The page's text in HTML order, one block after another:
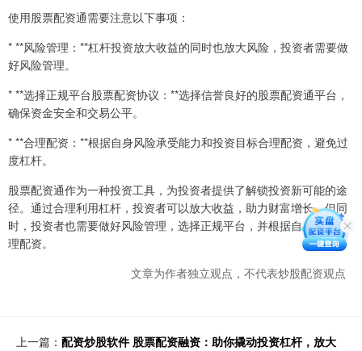
使用股票配资通需要注意以下事项：
* **风险管理：**杠杆投资放大收益的同时也放大风险，投资者需要做
好风险管理。
* **选择正规平台股票配资协议：**选择信誉良好的股票配资通平台，
确保资金安全和交易公平。
* **合理配资：**根据自身风险承受能力和投资目标合理配资，避免过
度杠杆。
股票配资通作为一种投资工具，为投资者提供了解锁投资新可能的途
径。通过合理利用杠杆，投资者可以放大收益，助力财富增长。但同
时，投资者也需要做好风险管理，选择正规平台，并根据自身情况合
理配资。
文章为作者独立观点，不代表炒股配资观点
上一篇： 配资炒股软件 股票配资融资：助你撬动投资杠杆，放大